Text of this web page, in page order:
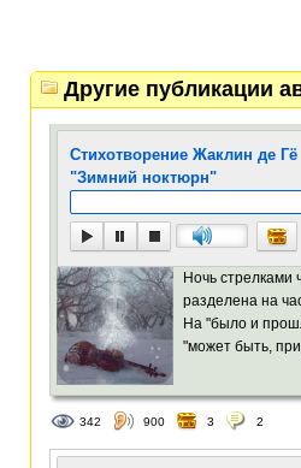
Другие публикации
Стихотворение Жаклин де Гё
"Зимний ноктюрн"
Ночь стрелками
разделена на
На "было и
"может быть,
342 900 3 2